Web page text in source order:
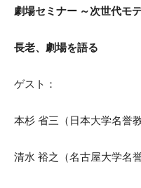
劇場セミナー ～次世代モ
長老、劇場を語る
ゲスト：
本杉 省三（日本大学名誉
清水 裕之（名古屋大学名